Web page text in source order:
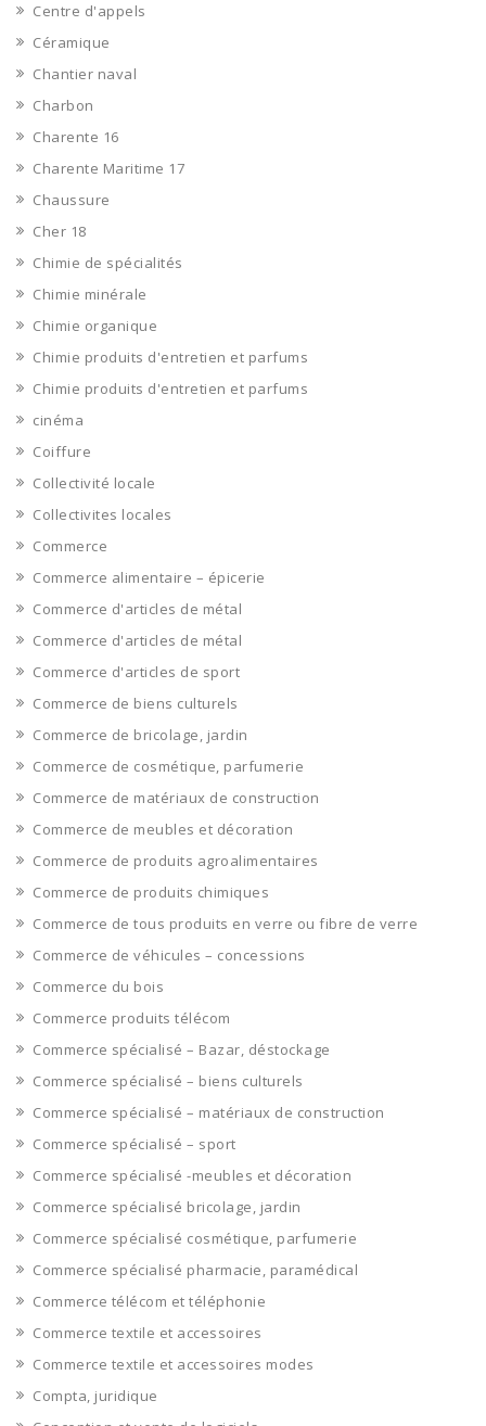
Centre d'appels
Céramique
Chantier naval
Charbon
Charente 16
Charente Maritime 17
Chaussure
Cher 18
Chimie de spécialités
Chimie minérale
Chimie organique
Chimie produits d'entretien et parfums
Chimie produits d'entretien et parfums
cinéma
Coiffure
Collectivité locale
Collectivites locales
Commerce
Commerce alimentaire – épicerie
Commerce d'articles de métal
Commerce d'articles de métal
Commerce d'articles de sport
Commerce de biens culturels
Commerce de bricolage, jardin
Commerce de cosmétique, parfumerie
Commerce de matériaux de construction
Commerce de meubles et décoration
Commerce de produits agroalimentaires
Commerce de produits chimiques
Commerce de tous produits en verre ou fibre de verre
Commerce de véhicules – concessions
Commerce du bois
Commerce produits télécom
Commerce spécialisé – Bazar, déstockage
Commerce spécialisé – biens culturels
Commerce spécialisé – matériaux de construction
Commerce spécialisé – sport
Commerce spécialisé -meubles et décoration
Commerce spécialisé bricolage, jardin
Commerce spécialisé cosmétique, parfumerie
Commerce spécialisé pharmacie, paramédical
Commerce télécom et téléphonie
Commerce textile et accessoires
Commerce textile et accessoires modes
Compta, juridique